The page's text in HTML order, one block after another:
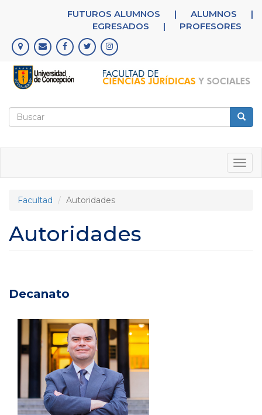
principal
FUTUROS ALUMNOS | ALUMNOS
|
EGRESADOS
| PROFESORES
Formulario
Facultad Autoridades
Autoridades
Decanato